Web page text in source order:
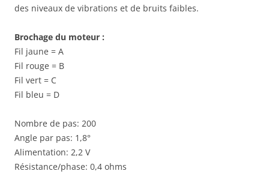
des niveaux de vibrations et de bruits faibles.
Brochage du moteur :
Fil jaune = A
Fil rouge = B
Fil vert = C
Fil bleu = D
Nombre de pas: 200
Angle par pas: 1,8°
Alimentation: 2,2 V
Résistance/phase: 0,4 ohms